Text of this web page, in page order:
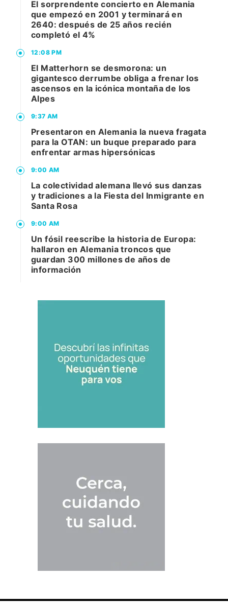
El sorprendente concierto en Alemania
que empezó en 2001 y terminará en
2640: después de 25 años recién
completó el 4%
12:08 PM
El Matterhorn se desmorona: un
gigantesco derrumbe obliga a frenar los
ascensos en la icónica montaña de los
Alpes
9:37 AM
Presentaron en Alemania la nueva fragata
para la OTAN: un buque preparado para
enfrentar armas hipersónicas
9:00 AM
La colectividad alemana llevó sus danzas
y tradiciones a la Fiesta del Inmigrante en
Santa Rosa
9:00 AM
Un fósil reescribe la historia de Europa:
hallaron en Alemania troncos que
guardan 300 millones de años de
información